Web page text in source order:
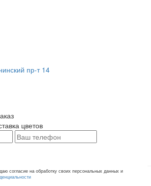
пр-т 14
цветов
согласие на обработку своих персональных данных и